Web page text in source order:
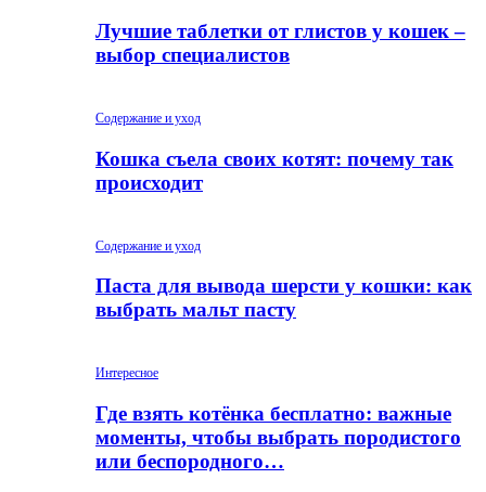
Лучшие таблетки от глистов у кошек –
выбор специалистов
Содержание и уход
Кошка съела своих котят: почему так
происходит
Содержание и уход
Паста для вывода шерсти у кошки: как
выбрать мальт пасту
Интересное
Где взять котёнка бесплатно: важные
моменты, чтобы выбрать породистого
или беспородного…